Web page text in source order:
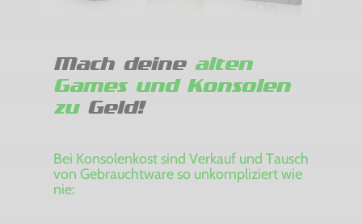
Mach deine alten
Games und Konsolen
zuGeld!
Bei Konsolenkost sind Verkauf und Tausch
von Gebrauchtware so unkompliziert wie
nie: